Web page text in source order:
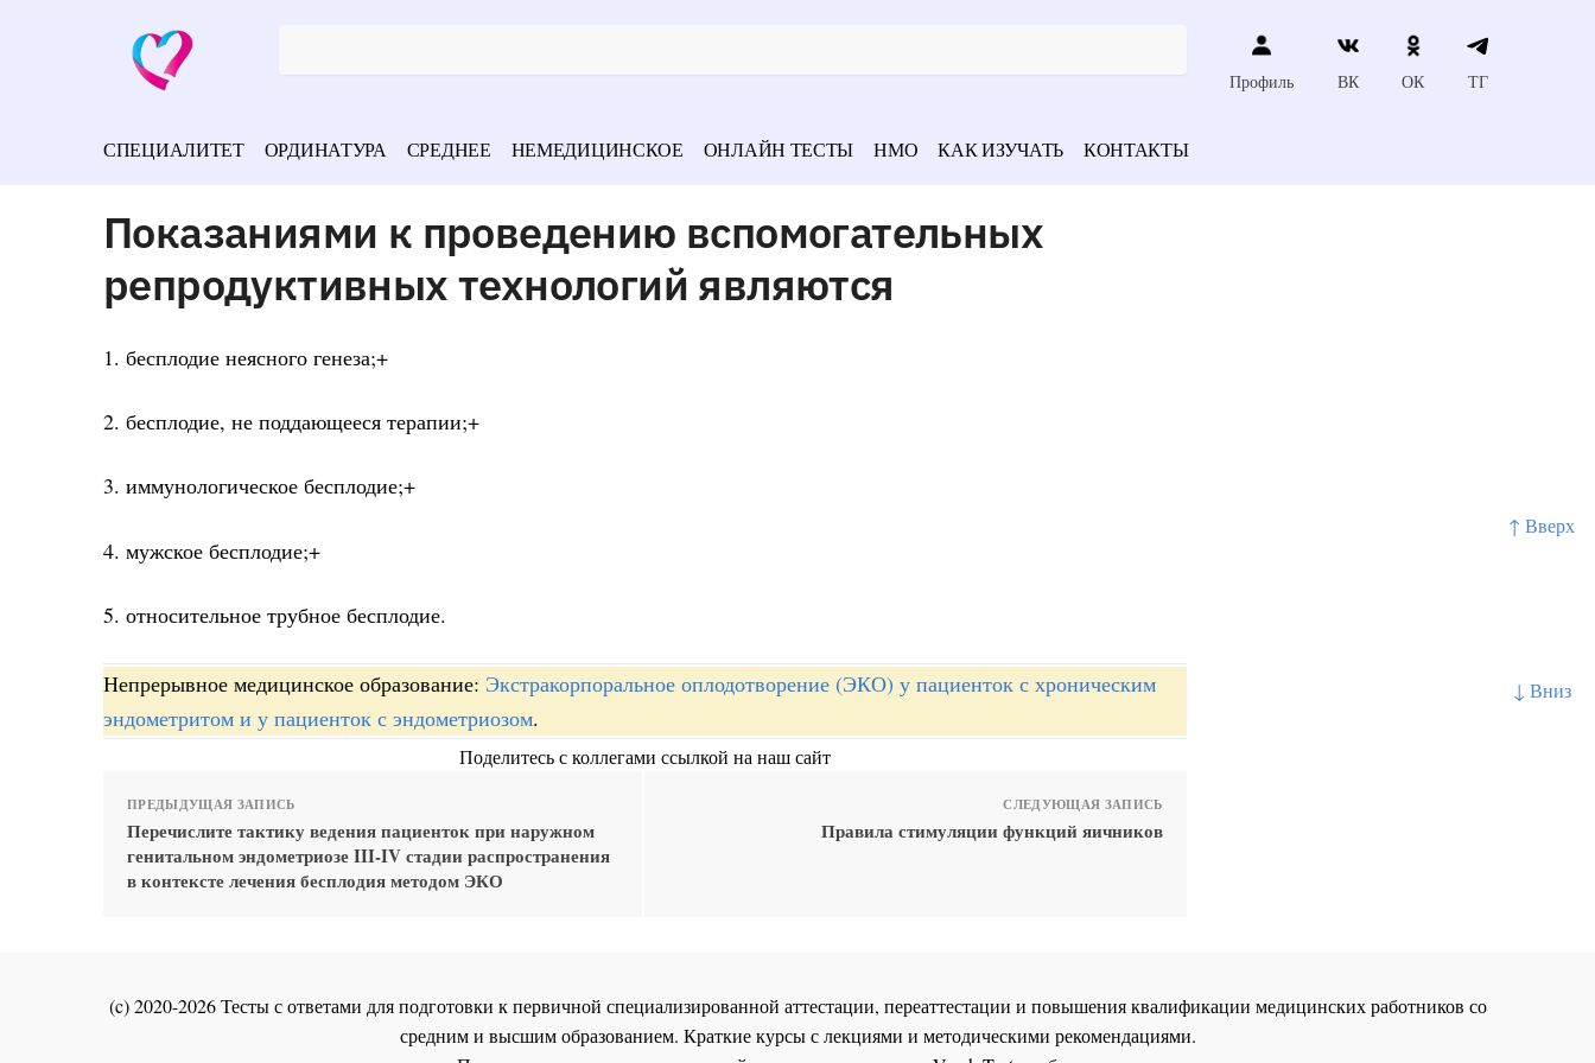
↑ Вверх
↓ Вниз
Профиль ВК ОК ТГ
СПЕЦИАЛИТЕТ ОРДИНАТУРА СРЕДНЕЕ НЕМЕДИЦИНСКОЕ ОНЛАЙН ТЕСТЫ НМО КАК ИЗУЧАТЬ КОНТАКТЫ
Показаниями к проведению вспомогательных
репродуктивных технологий являются
1. бесплодие неясного генеза;+
2. бесплодие, не поддающееся терапии;+
3. иммунологическое бесплодие;+
4. мужское бесплодие;+
5. относительное трубное бесплодие.
Непрерывное медицинское образование: Экстракорпоральное оплодотворение (ЭКО) у пациенток с хроническим
эндометритом и у пациенток с эндометриозом.
Поделитесь с коллегами ссылкой на наш сайт
ПРЕДЫДУЩАЯ ЗАПИСЬ
Перечислите тактику ведения пациенток при наружном
генитальном эндометриозе III-IV стадии распространения
в контексте лечения бесплодия методом ЭКО
СЛЕДУЮЩАЯ ЗАПИСЬ
Правила стимуляции функций яичников
(c) 2020-2026 Тесты с ответами для подготовки к первичной специализированной аттестации, переаттестации и повышения квалификации медицинских работников со
средним и высшим образованием. Краткие курсы с лекциями и методическими рекомендациями.